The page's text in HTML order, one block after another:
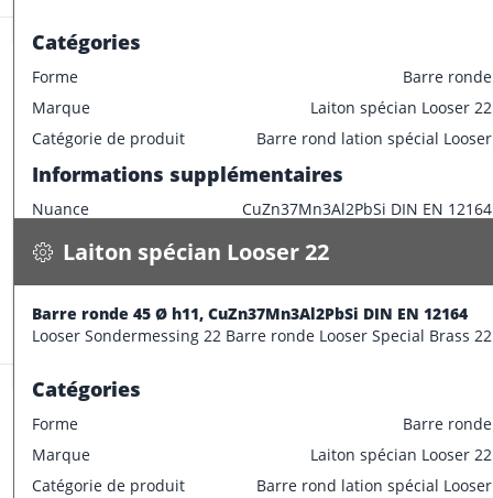
Catégories
Forme
Barre ronde
Marque
Laiton spécian Looser 22
Catégorie de produit
Barre rond lation spécial Looser
Informations supplémentaires
Nuance CuZn37Mn3Al2PbSi DIN EN 12164
Caractéristiques dimensionnelles
Informations supplémentaires
Laiton spécian Looser 22
13.100 kg / m
Spécifications
Laiton spécian Looser 22
Barre ronde 45 Ø h11, CuZn37Mn3Al2PbSi DIN EN 12164
Looser Sondermessing 22 Barre ronde Looser Special Brass 22
Catégories
Forme
Barre ronde
Marque
Laiton spécian Looser 22
Catégorie de produit
Barre rond lation spécial Looser
CONFECTIONNER
Stock: 17.0 m
Laiton spécian Looser 22